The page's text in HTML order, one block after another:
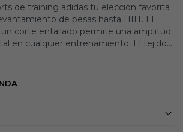
de training adidas tu elección favorita
de pesas hasta HIIT. El
corte entallado permite una amplitud
en cualquier entrenamiento. El tejido
y dispersa el sudor para lograr un
brindan sensación de frescura.